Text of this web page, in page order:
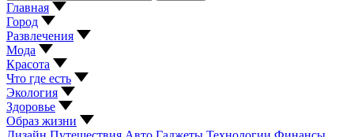
Главная
Город
Развлечения
Мода
Красота
Что где есть
Экология
Здоровье
Образ жизни